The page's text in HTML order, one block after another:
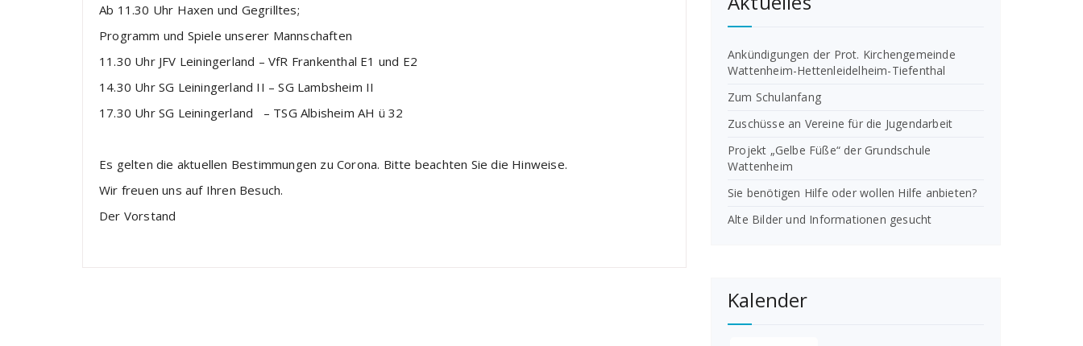
Ab 11.30 Uhr Haxen und Gegrilltes;
Programm und Spiele unserer Mannschaften
11.30 Uhr JFV Leiningerland – VfR Frankenthal E1 und E2
14.30 Uhr SG Leiningerland II – SG Lambsheim II
17.30 Uhr SG Leiningerland – TSG Albisheim AH ü 32
Es gelten die aktuellen Bestimmungen zu Corona. Bitte beachten Sie die Hinweise.
Wir freuen uns auf Ihren Besuch.
Der Vorstand
Ankündigungen der Prot. Kirchengemeinde
Wattenheim-Hettenleidelheim-Tiefenthal
Zum Schulanfang
Zuschüsse an Vereine für die Jugendarbeit
Projekt „Gelbe Füße“ der Grundschule
Wattenheim
Sie benötigen Hilfe oder wollen Hilfe anbieten?
Alte Bilder und Informationen gesucht
Kalender